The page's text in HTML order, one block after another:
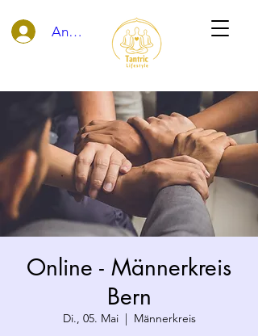
Anmelden
Online - Männerkreis
Bern
Di., 05. Mai
  |
Männerkreis